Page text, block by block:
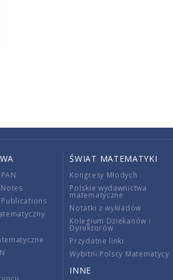
ŚWIAT MATEMATYKI
Kongresy Młodych
Polskie wydawnictwa
matematyczne
Notatki z wykładów
Kolegium Dziekanów i
Dyrektorów
Przydatne linki
Wybitni Polscy Matematycy
INNE